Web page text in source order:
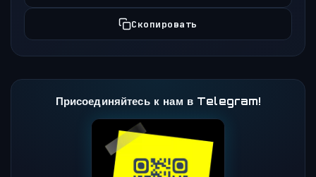
Скопировать
Присоединяйтесь к нам в Telegram!